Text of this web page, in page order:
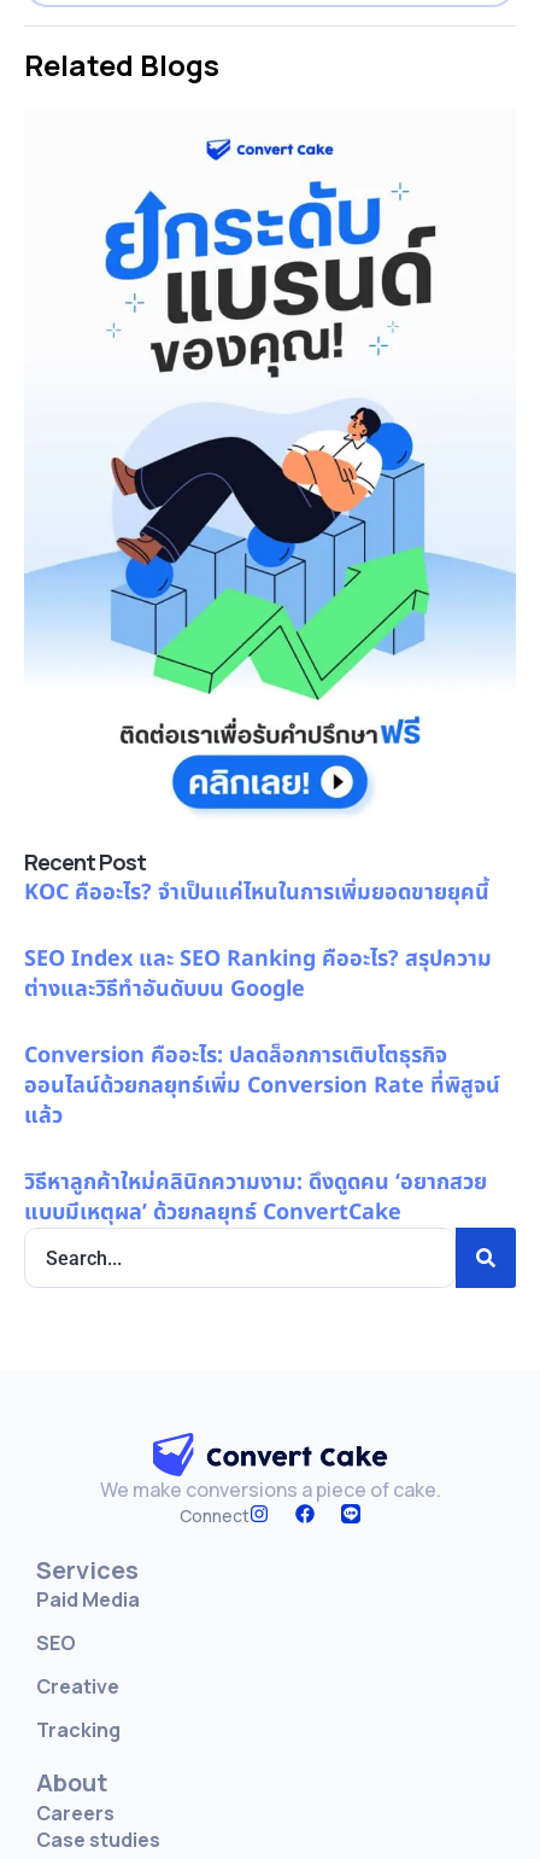
Related Blogs
Recent Post
KOC คืออะไร? จำเป็นแค่ไหนในการเพิ่มยอดขายยุคนี้
SEO Index และ SEO Ranking คืออะไร? สรุปความ
ต่างและวิธีทำอันดับบน Google
Conversion คืออะไร: ปลดล็อกการเติบโตธุรกิจ
ออนไลน์ด้วยกลยุทธ์เพิ่ม Conversion Rate ที่พิสูจน์
แล้ว
วิธีหาลูกค้าใหม่คลินิกความงาม: ดึงดูดคน ‘อยากสวย
แบบมีเหตุผล’ ด้วยกลยุทธ์ ConvertCake
We make conversions a piece of cake.
Connect
Services
Paid Media
SEO
Creative
Tracking
About
Careers
Case studies